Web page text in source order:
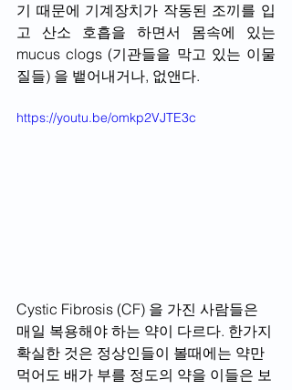
기 때문에 기계장치가 작동된 조끼를 입
고 산소 호흡을 하면서 몸속에 있는
mucus clogs (기관들을 막고 있는 이물
질들) 을 뱉어내거나, 없앤다.
https://youtu.be/omkp2VJTE3c
Cystic Fibrosis (CF) 을 가진 사람들은
매일 복용해야 하는 약이 다르다. 한가지
확실한 것은 정상인들이 볼때에는 약만
먹어도 배가 부를 정도의 약을 이들은 보